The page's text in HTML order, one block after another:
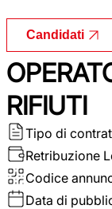
Candidati
RIFIUTI
Tipo di
Retribuzione
Codice
Data di